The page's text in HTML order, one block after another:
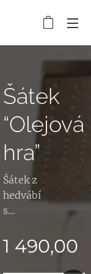
Šátek
“Olejová
hra”
Šátek z
hedvábí
s
m m é
malby,
ušitý v
1 490,00